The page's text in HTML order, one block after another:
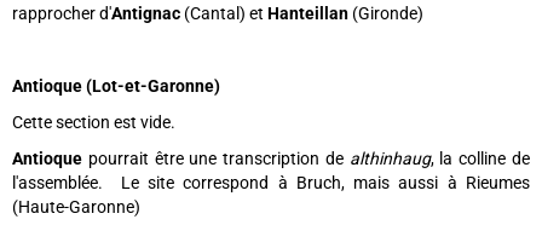
rapprocher d'Antignac (Cantal) et Hanteillan (Gironde)
Antioque (Lot-et-Garonne)
Cette section est vide.
Antioque pourrait être une transcription de althinhaug, la colline de
l'assemblée. Le site correspond à Bruch, mais aussi à Rieumes
(Haute-Garonne)